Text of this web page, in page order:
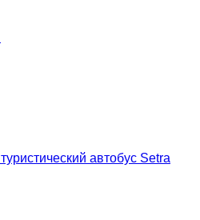
туристический автобус Setra